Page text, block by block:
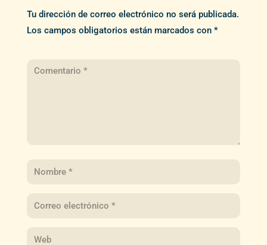
Tu dirección de correo electrónico no será publicada.
Los campos obligatorios están marcados con *